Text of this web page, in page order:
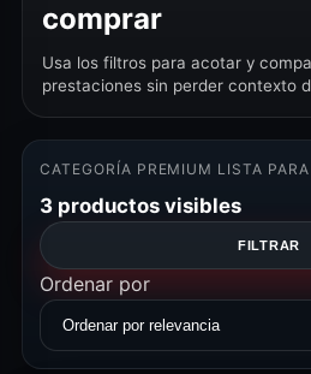
comprar
Usa los filtros para acotar y
prestaciones sin perder contexto
CATEGORÍA PREMIUM LISTA
3 productos visibles
FILTRAR
Ordenar por